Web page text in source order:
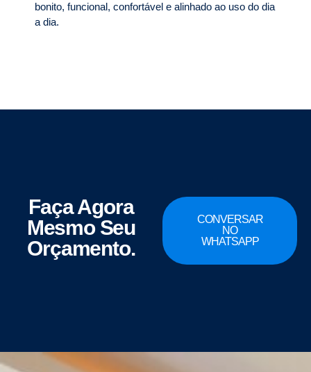
bonito, funcional, confortável e alinhado ao uso do dia
a dia.
Faça Agora
Mesmo Seu
Orçamento.
CONVERSAR
NO
WHATSAPP